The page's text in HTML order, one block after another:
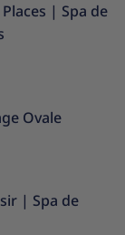
| Spa de
Ovale
| Spa de